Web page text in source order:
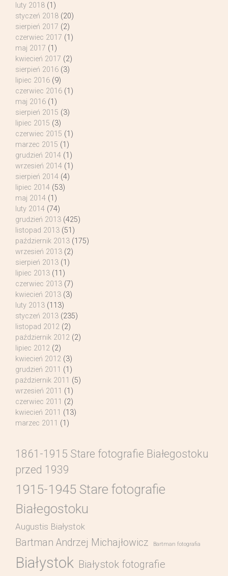
luty 2018 (1)
styczeń 2018 (20)
sierpień 2017 (2)
czerwiec 2017 (1)
maj 2017 (1)
kwiecień 2017 (2)
sierpień 2016 (3)
lipiec 2016 (9)
czerwiec 2016 (1)
maj 2016 (1)
sierpień 2015 (3)
lipiec 2015 (3)
czerwiec 2015 (1)
marzec 2015 (1)
grudzień 2014 (1)
wrzesień 2014 (1)
sierpień 2014 (4)
lipiec 2014 (53)
maj 2014 (1)
luty 2014 (74)
grudzień 2013 (425)
listopad 2013 (51)
październik 2013 (175)
wrzesień 2013 (2)
sierpień 2013 (1)
lipiec 2013 (11)
czerwiec 2013 (7)
kwiecień 2013 (3)
luty 2013 (113)
styczeń 2013 (235)
listopad 2012 (2)
październik 2012 (2)
lipiec 2012 (2)
kwiecień 2012 (3)
grudzień 2011 (1)
październik 2011 (5)
wrzesień 2011 (1)
czerwiec 2011 (2)
kwiecień 2011 (13)
marzec 2011 (1)
1861-1915 Stare fotografie Białegostoku
przed 1939
1915-1945 Stare fotografie
Białegostoku
Augustis Białystok
Bartman Andrzej Michajłowicz Bartman fotografia
Białystok Białystok fotografie